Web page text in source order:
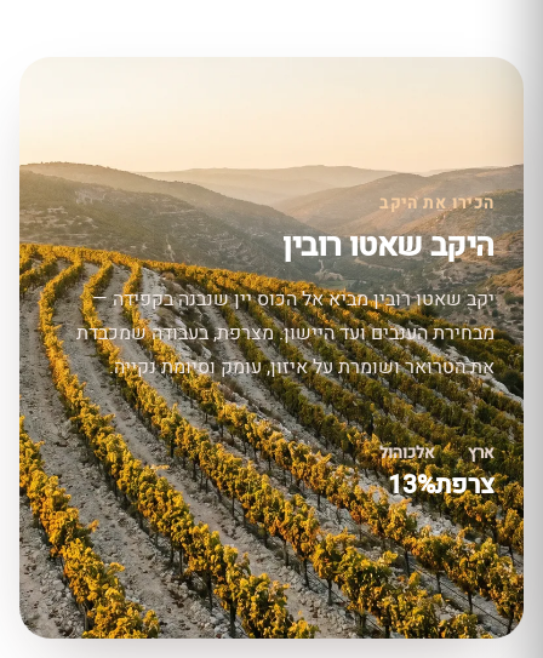
הכירו את היקב
היקב שאטו רובין
יקב שאטו רובין מביא אל הכוס יין שנבנה בקפידה —
מבחירת הענבים ועד היישון. מצרפת, בעבודה שמכבדת
את הטרואר ושומרת על איזון, עומק וסיומת נקייה.
ארץ
צרפת
אלכוהול
13%